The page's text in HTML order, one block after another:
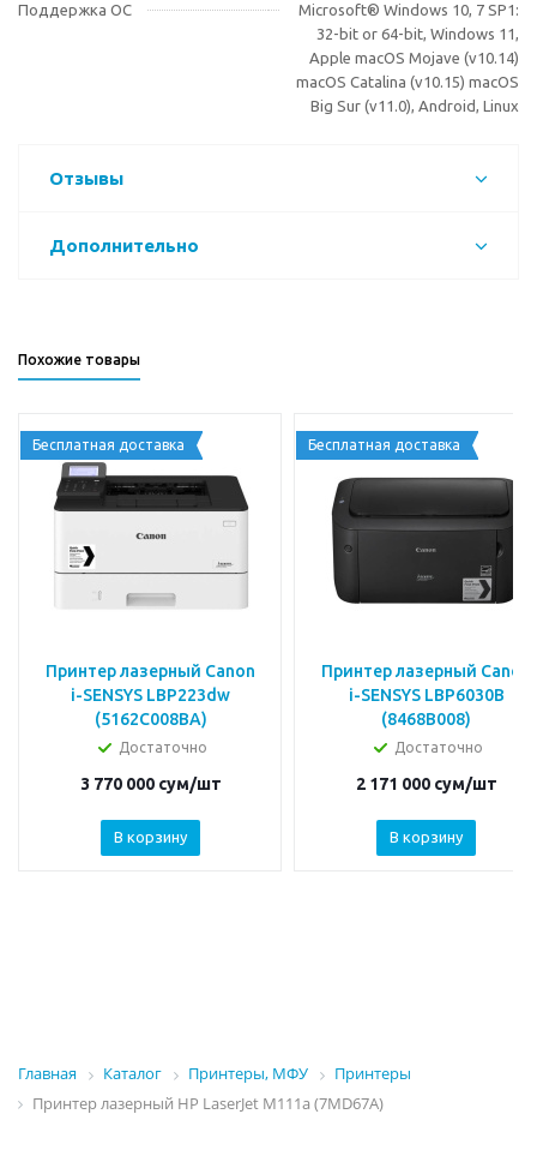
Поддержка ОС
Microsoft® Windows 10, 7 SP1:
32-bit or 64-bit, Windows 11,
Apple macOS Mojave (v10.14)
macOS Catalina (v10.15) macOS
Big Sur (v11.0), Android, Linux
Отзывы
Дополнительно
Похожие товары
Бесплатная доставка
Принтер лазерный Canon
i-SENSYS LBP223dw
(5162C008BA)
Достаточно
3 770 000сум/шт
В корзину
Бесплатная доставка
Принтер лазерный Canon
i-SENSYS LBP6030B
(8468B008)
Достаточно
2 171 000сум/шт
В корзину
Главная Каталог Принтеры, МФУ
Принтеры
Принтер лазерный HP LaserJet M111a (7MD67A)